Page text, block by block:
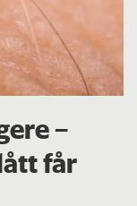
–
får